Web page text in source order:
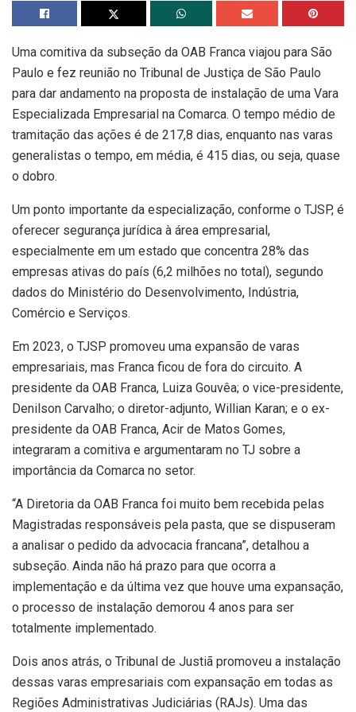
Uma comitiva da subseção da OAB Franca viajou para São
Paulo e fez reunião no Tribunal de Justiça de São Paulo
para dar andamento na proposta de instalação de uma Vara
Especializada Empresarial na Comarca. O tempo médio de
tramitação das ações é de 217,8 dias, enquanto nas varas
generalistas o tempo, em média, é 415 dias, ou seja, quase
o dobro.
Um ponto importante da especialização, conforme o TJSP, é
oferecer segurança jurídica à área empresarial,
especialmente em um estado que concentra 28% das
empresas ativas do país (6,2 milhões no total), segundo
dados do Ministério do Desenvolvimento, Indústria,
Comércio e Serviços.
Em 2023, o TJSP promoveu uma expansão de varas
empresariais, mas Franca ficou de fora do circuito. A
presidente da OAB Franca, Luiza Gouvêa; o vice-presidente,
Denilson Carvalho; o diretor-adjunto, Willian Karan; e o ex-
presidente da OAB Franca, Acir de Matos Gomes,
integraram a comitiva e argumentaram no TJ sobre a
importância da Comarca no setor.
“A Diretoria da OAB Franca foi muito bem recebida pelas
Magistradas responsáveis pela pasta, que se dispuseram
a analisar o pedido da advocacia francana”, detalhou a
subseção. Ainda não há prazo para que ocorra a
implementação e da última vez que houve uma expansação,
o processo de instalação demorou 4 anos para ser
totalmente implementado.
Dois anos atrás, o Tribunal de Justiã promoveu a instalação
dessas varas empresariais com expansação em todas as
Regiões Administrativas Judiciárias (RAJs). Uma das